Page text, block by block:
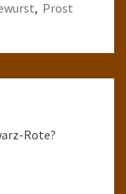
, Prost
Rote?